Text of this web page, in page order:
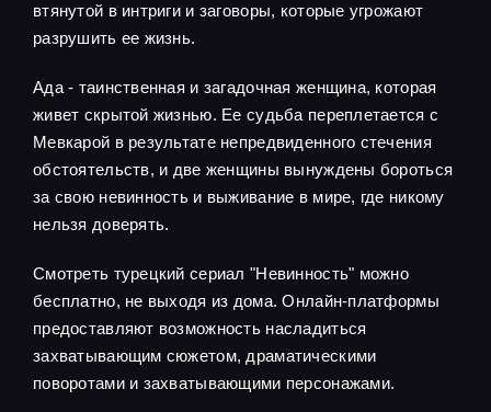
втянутой в интриги и заговоры, которые угрожают
разрушить ее жизнь.
Ада - таинственная и загадочная женщина, которая
живет скрытой жизнью. Ее судьба переплетается с
Мевкарой в результате непредвиденного стечения
обстоятельств, и две женщины вынуждены бороться
за свою невинность и выживание в мире, где никому
нельзя доверять.
Смотреть турецкий сериал "Невинность" можно
бесплатно, не выходя из дома. Онлайн-платформы
предоставляют возможность насладиться
захватывающим сюжетом, драматическими
поворотами и захватывающими персонажами.